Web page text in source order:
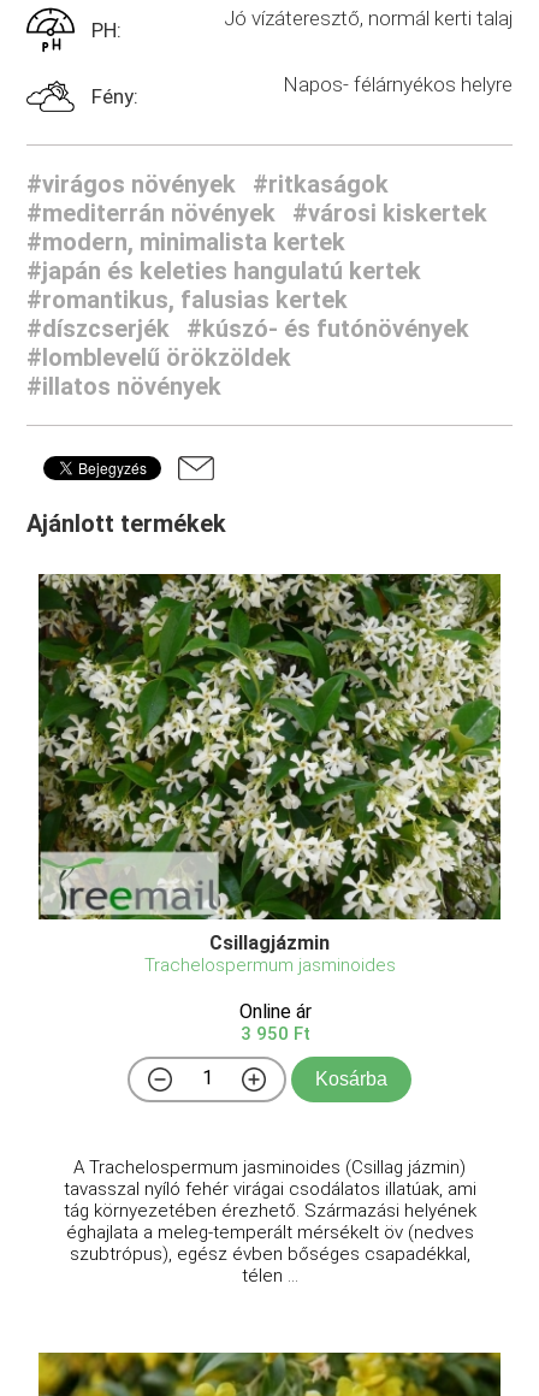
PH: Jó vízáteresztő, normál kerti talaj
Fény: Napos- félárnyékos helyre
#virágos növények
#ritkaságok
#mediterrán növények
#városi kiskertek
#modern, minimalista kertek
#japán és keleties hangulatú kertek
#romantikus, falusias kertek
#díszcserjék
#kúszó- és futónövények
#lomblevelű örökzöldek
#illatos növények
Ajánlott termékek
Csillagjázmin
Trachelospermum jasminoides
Online ár
3 950 Ft
Kosárba
A Trachelospermum jasminoides (Csillag jázmin)
tavasszal nyíló fehér virágai csodálatos illatúak, ami
tág környezetében érezhető. Származási helyének
éghajlata a meleg-temperált mérsékelt öv (nedves
szubtrópus), egész évben bőséges csapadékkal,
télen ...